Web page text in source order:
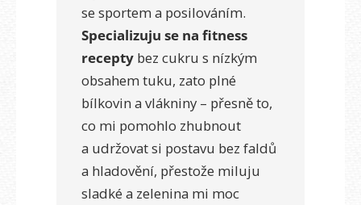
se sportem a posilováním.
Specializuju se na fitness
recepty bez cukru s nízkým
obsahem tuku, zato plné
bílkovin a vlákniny – přesně to,
co mi pomohlo zhubnout
a udržovat si postavu bez faldů
a hladovění, přestože miluju
sladké a zelenina mi moc